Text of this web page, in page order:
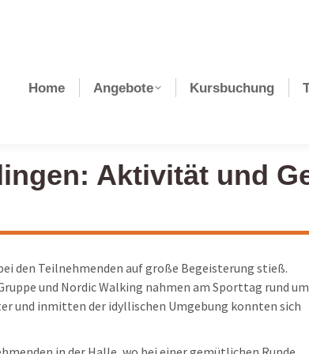
Home Angebote Kursbuchung
Aktivität und
den Teilnehmenden auf große Begeisterung stieß.
und Nordic Walking nahmen am Sporttag rund um
und inmitten der idyllischen Umgebung konnten sich